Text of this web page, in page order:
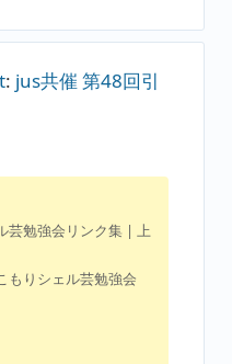
: jus共催 第48回引
芸勉強会リンク集 | 上
もりシェル芸勉強会